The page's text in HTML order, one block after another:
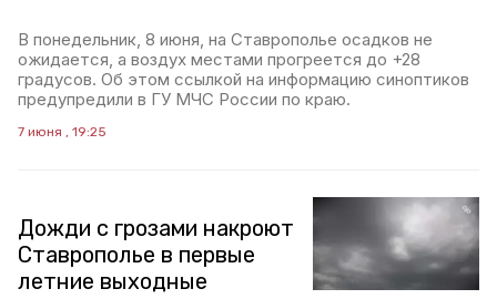
В понедельник, 8 июня, на Ставрополье осадков не
ожидается, а воздух местами прогреется до +28
градусов. Об этом ссылкой на информацию синоптиков
предупредили в ГУ МЧС России по краю.
7 июня , 19:25
Дожди с грозами накроют
Ставрополье в первые
летние выходные